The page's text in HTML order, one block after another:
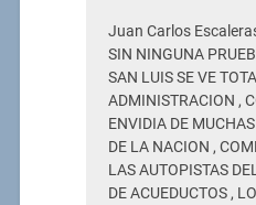
Juan Carlos
SIN NINGUNA
SAN LUIS SE VE
ADMINISTRACION ,
ENVIDIA DE
DE LA NACION ,
LAS AUTOPISTAS
DE ACUEDUCTOS ,